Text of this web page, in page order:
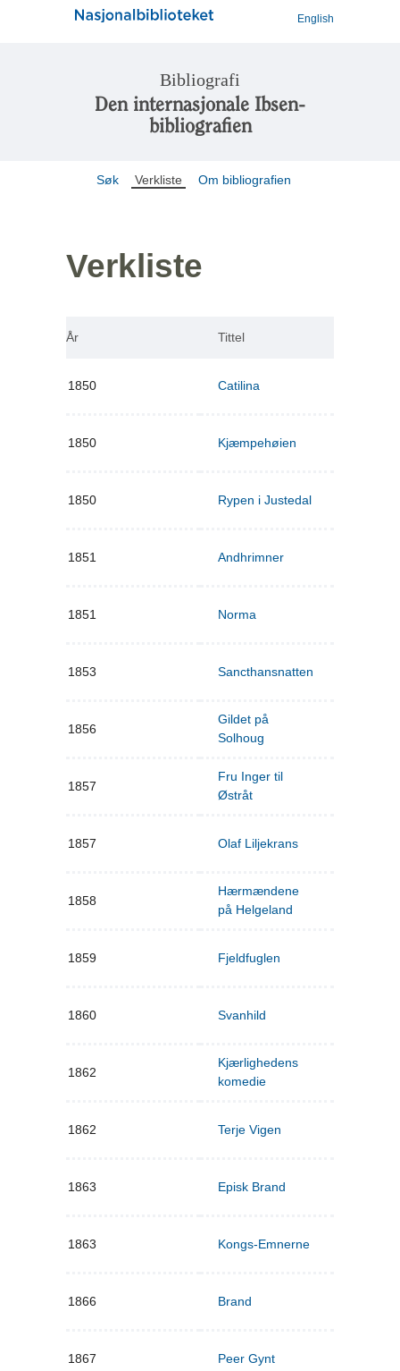
English
Bibliografi
Den internasjonale Ibsen-
bibliografien
Søk Verkliste Om bibliografien
Verkliste
År Tittel
1850 Catilina
1850 Kjæmpehøien
1850 Rypen i Justedal
1851 Andhrimner
1851 Norma
1853 Sancthansnatten
1856
Gildet på
Solhoug
1857
Fru Inger til
Østråt
1857 Olaf Liljekrans
1858
Hærmændene
på Helgeland
1859 Fjeldfuglen
1860 Svanhild
1862
Kjærlighedens
komedie
1862 Terje Vigen
1863 Episk Brand
1863 Kongs-Emnerne
1866 Brand
1867 Peer Gynt